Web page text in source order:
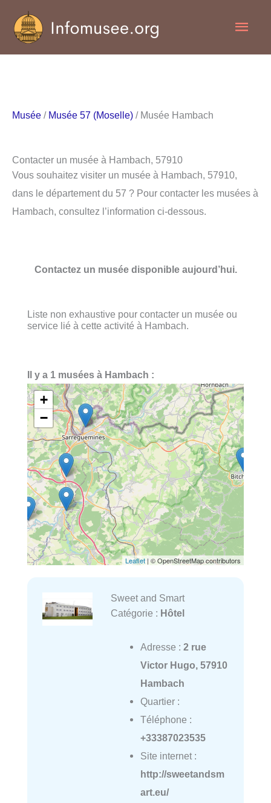
contenu
Musée / Musée 57 (Moselle) / Musée Hambach
Contacter un musée à Hambach, 57910
Vous souhaitez visiter un musée à Hambach, 57910,
dans le département du 57 ? Pour contacter les musées à
Hambach, consultez l’information ci-dessous.
Contactez un musée disponible aujourd’hui.
Liste non exhaustive pour contacter un musée ou
service lié à cette activité à Hambach.
Il y a 1 musées à Hambach :
+
−
Leaflet | © OpenStreetMap contributors
Sweet and Smart
Catégorie : Hôtel
Adresse : 2 rue
Victor Hugo, 57910
Hambach
Quartier :
Téléphone :
+33387023535
Site internet :
http://sweetandsm
art.eu/